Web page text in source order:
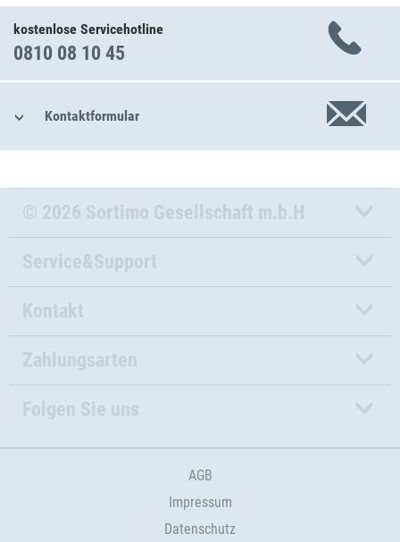
kostenlose Servicehotline
0810 08 10 45
Kontaktformular
© 2026 Sortimo Gesellschaft m.b.H
Service&Support
Kontakt
Zahlungsarten
Folgen Sie uns
AGB
Impressum
Datenschutz